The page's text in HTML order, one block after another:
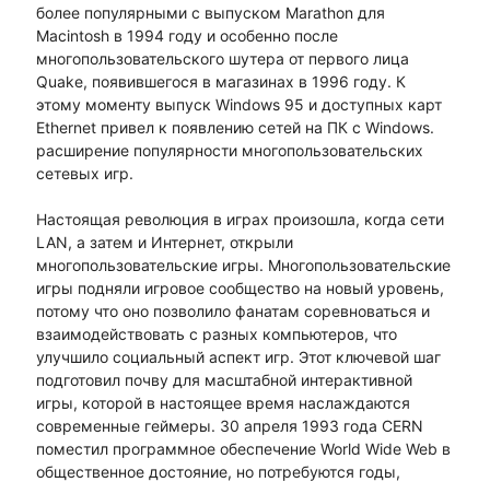
более популярными с выпуском Marathon для
Macintosh в 1994 году и особенно после
многопользовательского шутера от первого лица
Quake, появившегося в магазинах в 1996 году. К
этому моменту выпуск Windows 95 и доступных карт
Ethernet привел к появлению сетей на ПК с Windows.
расширение популярности многопользовательских
сетевых игр.
Настоящая революция в играх произошла, когда сети
LAN, а затем и Интернет, открыли
многопользовательские игры. Многопользовательские
игры подняли игровое сообщество на новый уровень,
потому что оно позволило фанатам соревноваться и
взаимодействовать с разных компьютеров, что
улучшило социальный аспект игр. Этот ключевой шаг
подготовил почву для масштабной интерактивной
игры, которой в настоящее время наслаждаются
современные геймеры. 30 апреля 1993 года CERN
поместил программное обеспечение World Wide Web в
общественное достояние, но потребуются годы,